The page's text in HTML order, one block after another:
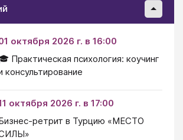
октября 2026 г. в 16:00
Практическая психология: коучинг
консультирование
октября 2026 г. в 17:00
ретрит в Турцию «МЕСТО